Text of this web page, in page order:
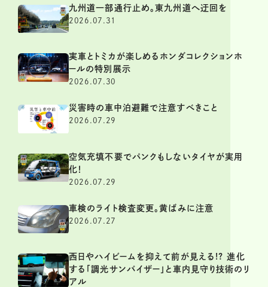
九州道一部通行止め。東九州道へ迂回を
2026.07.31
実車とトミカが楽しめるホンダコレクションホ
ールの特別展示
2026.07.30
災害時の車中泊避難で注意すべきこと
2026.07.29
空気充填不要でパンクもしないタイヤが実用
化！
2026.07.29
車検のライト検査変更。黄ばみに注意
2026.07.27
西日やハイビームを抑えて前が見える!? 進化
する「調光サンバイザー」と車内見守り技術のリ
アル